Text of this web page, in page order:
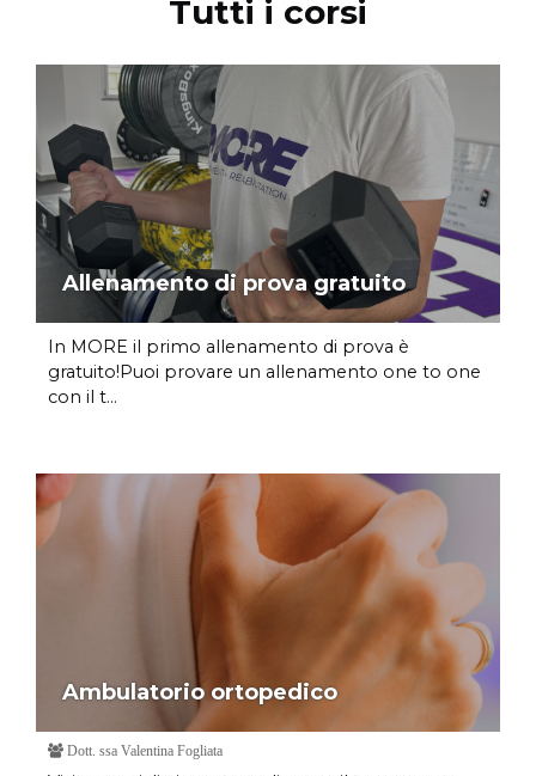
Tutti i corsi
Allenamento di prova gratuito
In MORE il primo allenamento di prova è
gratuito!Puoi provare un allenamento one to one
con il t...
Ambulatorio ortopedico
Dott. ssa Valentina Fogliata